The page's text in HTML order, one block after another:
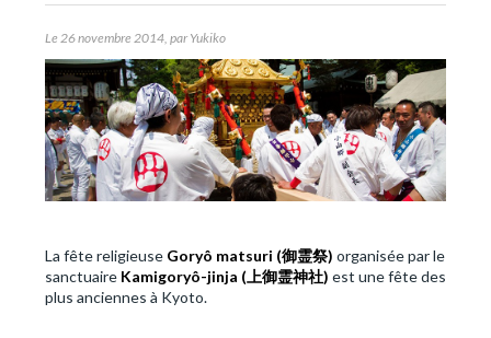
Le 26 novembre 2014, par Yukiko
La fête religieuse Goryô matsuri (御霊祭) organisée par le
sanctuaire Kamigoryô-jinja ( 上御霊神社) est une fête des
plus anciennes à Kyoto.